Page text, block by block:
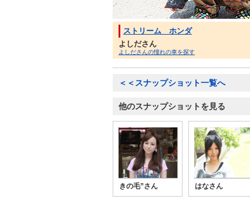
ストリーム ホンダ
よしださん
よしださんの憧れの車を探す
＜＜スナップショット一覧へ
他のスナップショットを見る
きの毛”さん はなさん